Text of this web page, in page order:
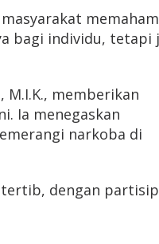
bagi individu, tetapi
M.I.K., memberikan
Ia menegaskan
narkoba di
dengan